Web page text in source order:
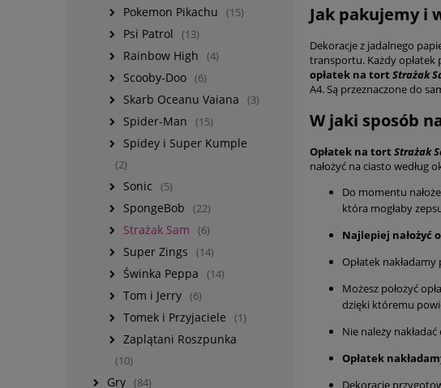
Pokemon Pikachu (15)
Psi Patrol (13)
Rainbow High (4)
Scooby-Doo (6)
Skarb Oceanu Vaiana (3)
Spider-Man (15)
Spidey i Super Kumple
(2)
Sonic (5)
SpongeBob (22)
Strażak Sam (6)
Super Zings (14)
Świnka Peppa (14)
Tom i Jerry (6)
Tomek i Przyjaciele (1)
Zaplątani Roszpunka
(10)
Gry (84)
Jak pakujemy i
Dekoracje z jadalnego
transportu. Każdy
opłatek na tort Strażak
A4. Są przeznaczone do
W jaki sposób
Opłatek na tort Strażak
nałożyć na ciasto według
Do momentu
która mogłaby
Najlepiej nałożyć
Opłatek
Możesz położyć
dzięki któremu
Nie należy
Opłatek
Dekoracje